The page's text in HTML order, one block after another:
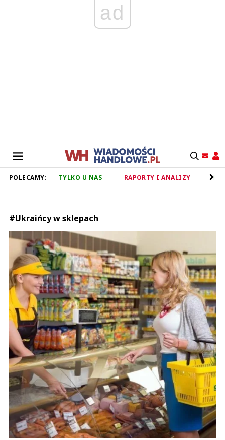
ad
POLECAMY: TYLKO U NAS RAPORTY I ANALIZY
#Ukraińcy w sklepach